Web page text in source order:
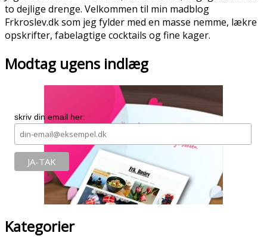
to dejlige drenge. Velkommen til min madblog
Frkroslev.dk som jeg fylder med en masse nemme, lækre
opskrifter, fabelagtige cocktails og fine kager.
Modtag ugens indlæg
skriv din email her:
Kategorier